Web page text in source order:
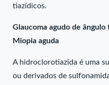
tiazídicos.
Glaucoma agudo de
Miopia aguda
A hidroclorotiazida é uma
ou derivados de